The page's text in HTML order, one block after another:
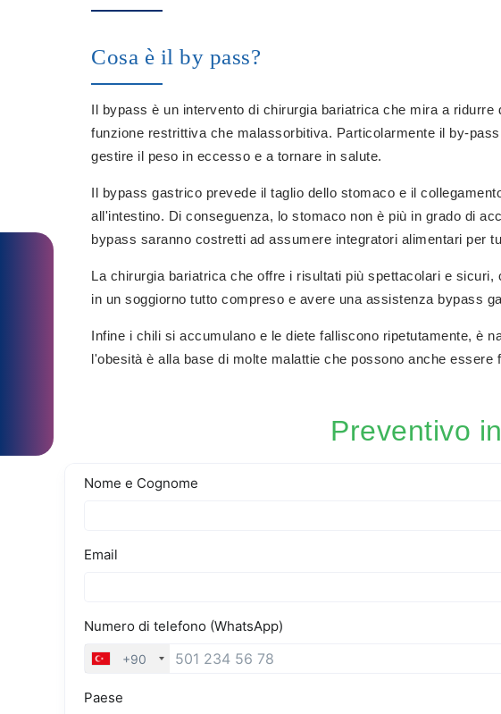
Cosa è il by pass?
Il bypass è un intervento di chirurgia bariatrica che mira a
funzione restrittiva che malassorbitiva. Particolarmente il by-
gestire il peso in eccesso e a tornare in salute.
Il bypass gastrico prevede il taglio dello stomaco e il
all'intestino. Di conseguenza, lo stomaco non è più in grado di
bypass saranno costretti ad assumere integratori alimentari per
La chirurgia bariatrica che offre i risultati più spettacolari e
in un soggiorno tutto compreso e avere una assistenza bypass
Infine i chili si accumulano e le diete falliscono ripetutamente, è
l'obesità è alla base di molte malattie che possono anche essere
Preventivo